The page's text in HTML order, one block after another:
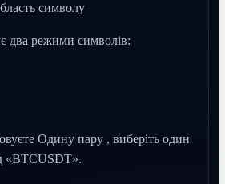
символу
два режими символів:
Одину пару , виберіть один
«BTCUSDT».